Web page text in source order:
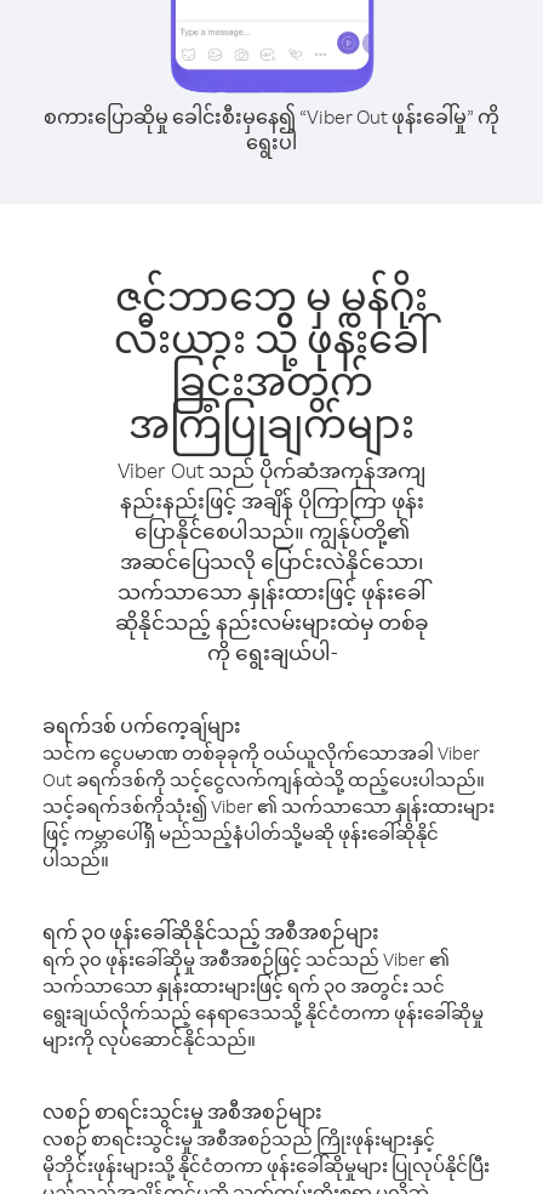
စကားပြောဆိုမှု ခေါင်းစီးမှနေ၍ “Viber Out ဖုန်းခေါ်မှု” ကို
ရွေးပါ
ဇင်ဘာဘွေ မှ မွန်ဂိုး
လီးယား သို့ ဖုန်းခေါ်
ခြင်းအတွက်
အကြံပြုချက်များ
Viber Out သည် ပိုက်ဆံအကုန်အကျ
နည်းနည်းဖြင့် အချိန် ပိုကြာကြာ ဖုန်း
ပြောနိုင်စေပါသည်။ ကျွန်ုပ်တို့၏
အဆင်ပြေသလို ပြောင်းလဲနိုင်သော၊
သက်သာသော နှုန်းထားဖြင့် ဖုန်းခေါ်
ဆိုနိုင်သည့် နည်းလမ်းများထဲမှ တစ်ခု
ကို ရွေးချယ်ပါ-
ခရက်ဒစ် ပက်ကေ့ချ်များ
သင်က ငွေပမာဏ တစ်ခုခုကို ဝယ်ယူလိုက်သောအခါ Viber
Out ခရက်ဒစ်ကို သင့်ငွေလက်ကျန်ထဲသို့ ထည့်ပေးပါသည်။
သင့်ခရက်ဒစ်ကိုသုံး၍ Viber ၏ သက်သာသော နှုန်းထားများ
ဖြင့် ကမ္ဘာပေါ်ရှိ မည်သည့်နံပါတ်သို့မဆို ဖုန်းခေါ်ဆိုနိုင်
ပါသည်။
ရက် ၃၀ ဖုန်းခေါ်ဆိုနိုင်သည့် အစီအစဉ်များ
ရက် ၃၀ ဖုန်းခေါ်ဆိုမှု အစီအစဉ်ဖြင့် သင်သည် Viber ၏
သက်သာသော နှုန်းထားများဖြင့် ရက် ၃၀ အတွင်း သင်
ရွေးချယ်လိုက်သည့် နေရာဒေသသို့ နိုင်ငံတကာ ဖုန်းခေါ်ဆိုမှု
များကို လုပ်ဆောင်နိုင်သည်။
လစဉ် စာရင်းသွင်းမှု အစီအစဉ်များ
လစဉ် စာရင်းသွင်းမှု အစီအစဉ်သည် ကြိုးဖုန်းများနှင့်
မိုဘိုင်းဖုန်းများသို့ နိုင်ငံတကာ ဖုန်းခေါ်ဆိုမှုများ ပြုလုပ်နိုင်ပြီး